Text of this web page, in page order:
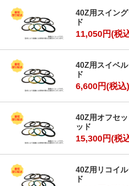
40Z用スイン
ド
11,050円(税
40Z用スイベ
ド
6,600円(税込)
40Z用オフセ
ッド
15,300円(税
40Z用リコイ
ド